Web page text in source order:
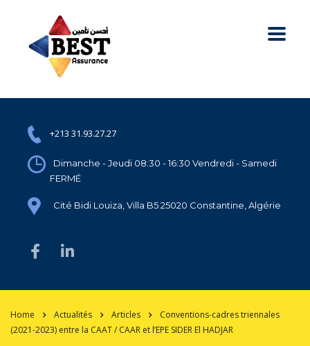
+213 31.93.27.27
Dimanche - Jeudi 08:30 - 16:30 Vendredi - Samedi
FERMÉ
Cité Bidi Louiza, Villa B5 25020 Constantine, Algérie
Home Actualités Articles
Conventions-cadres triennales
(2021-2023) entre la CAAT / CAAR et l’EPE SIDER El HADJAR